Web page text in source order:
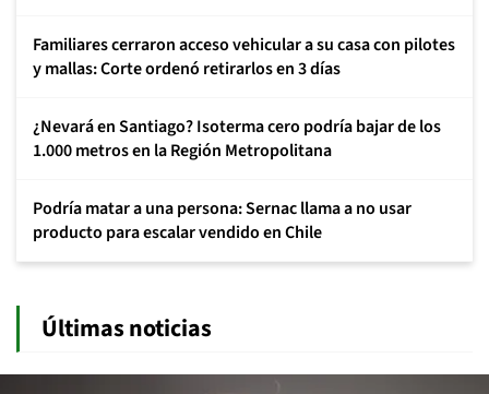
Familiares cerraron acceso vehicular a su casa con pilotes
y mallas: Corte ordenó retirarlos en 3 días
¿Nevará en Santiago? Isoterma cero podría bajar de los
1.000 metros en la Región Metropolitana
Podría matar a una persona: Sernac llama a no usar
producto para escalar vendido en Chile
Últimas noticias